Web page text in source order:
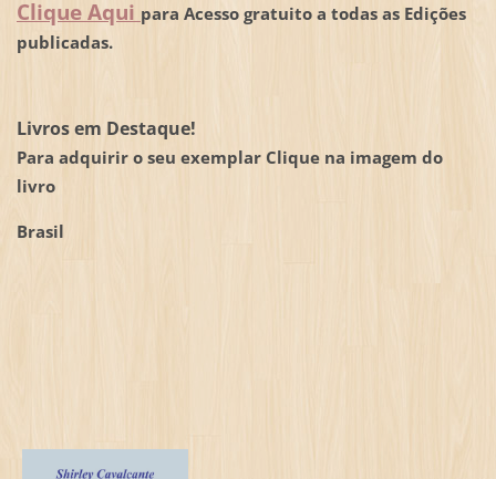
Clique Aqui para Acesso gratuito a todas as Edições
publicadas.
Livros em Destaque!
Para adquirir o seu exemplar Clique na imagem do
livro
Brasil